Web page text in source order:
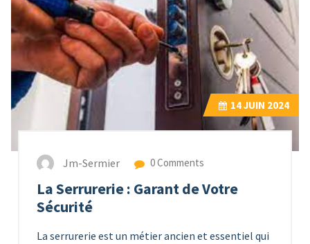
14JUIN 2024
Jm-Sermier 0 Comments
La Serrurerie : Garant de Votre
Sécurité
La serrurerie est un métier ancien et essentiel qui